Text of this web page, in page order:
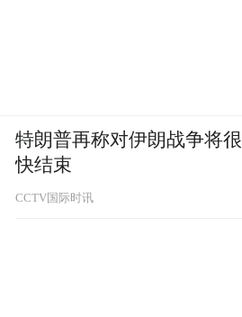
特朗普再称对伊朗战争将很
快结束
CCTV国际时讯